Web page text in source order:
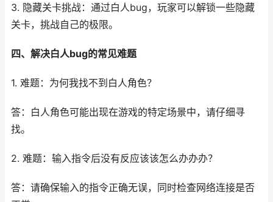
3. 隐藏关卡挑战：通过白人bug，玩家可以解锁一些隐藏
关卡，挑战自己的极限。
四、解决白人bug的常见难题
1. 难题：为何我找不到白人角色？
答：白人角色可能出现在游戏的特定场景中，请仔细寻
找。
2. 难题：输入指令后没有反应该该怎么办办办？
答：请确保输入的指令正确无误，同时检查网络连接是否